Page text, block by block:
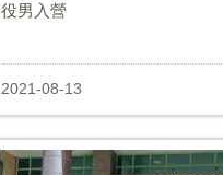
役男入營
2021-08-13